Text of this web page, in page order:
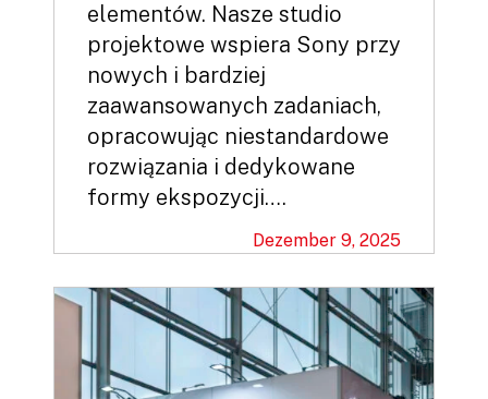
elementów. Nasze studio
projektowe wspiera Sony przy
nowych i bardziej
zaawansowanych zadaniach,
opracowując niestandardowe
rozwiązania i dedykowane
formy ekspozycji….
Dezember 9, 2025